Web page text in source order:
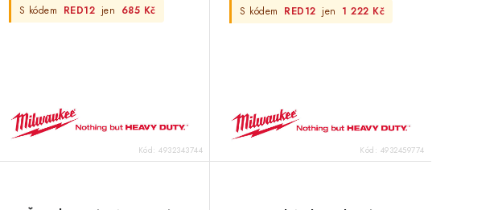
S kódem RED12 jen 685 Kč
Kód:4932343744
S kódem RED12 jen 1 222 Kč
Kód: 4932459774